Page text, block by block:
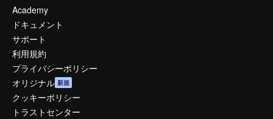
Academy
ドキュメント
サポート
利用規約
プライバシーポリシー
オリジナル 新規
クッキーポリシー
トラストセンター